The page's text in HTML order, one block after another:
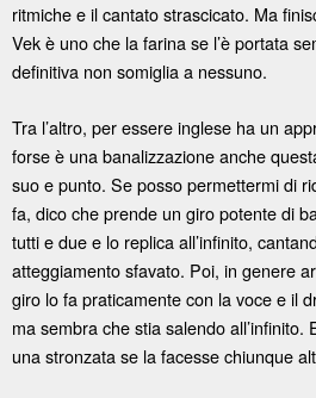
ritmiche e il cantato strascicato. Ma
Vek è uno che la farina se l’è portata
definitiva non somiglia a nessuno.
Tra l’altro, per essere inglese ha un
forse è una banalizzazione anche
suo e punto. Se posso permettermi di
fa, dico che prende un giro potente di
tutti e due e lo replica all’infinito,
atteggiamento sfavato. Poi, in genere
giro lo fa praticamente con la voce e il
ma sembra che stia salendo
una stronzata se la facesse chiunque